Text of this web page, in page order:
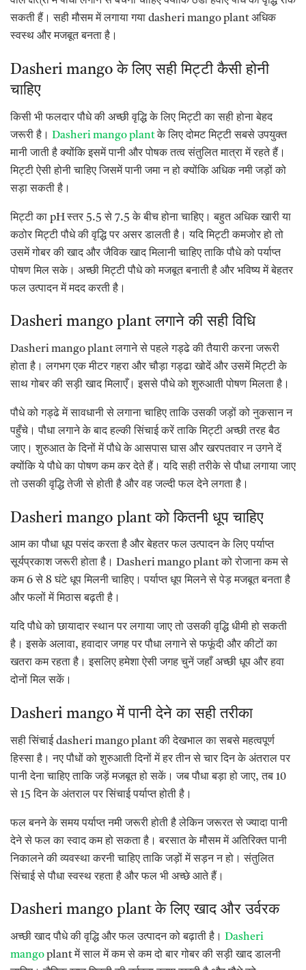
सकती हैं। सही मौसम में लगाया गया dasheri mango plant अधिक
स्वस्थ और मजबूत बनता है।
Dasheri mango के लिए सही मिट्टी कैसी होनी
चाहिए
किसी भी फलदार पौधे की अच्छी वृद्धि के लिए मिट्टी का सही होना बेहद
जरूरी है। Dasheri mango plantके लिए दोमट मिट्टी सबसे उपयुक्त
मानी जाती है क्योंकि इसमें पानी और पोषक तत्व संतुलित मात्रा में रहते हैं।
मिट्टी ऐसी होनी चाहिए जिसमें पानी जमा न हो क्योंकि अधिक नमी जड़ों को
सड़ा सकती है।
मिट्टी का pH स्तर 5.5 से 7.5 के बीच होना चाहिए। बहुत अधिक खारी या
कठोर मिट्टी पौधे की वृद्धि पर असर डालती है। यदि मिट्टी कमजोर हो तो
उसमें गोबर की खाद और जैविक खाद मिलानी चाहिए ताकि पौधे को पर्याप्त
पोषण मिल सके। अच्छी मिट्टी पौधे को मजबूत बनाती है और भविष्य में बेहतर
फल उत्पादन में मदद करती है।
Dasheri mango plant लगाने की सही विधि
Dasheri mango plant लगाने से पहले गड्ढे की तैयारी करना जरूरी
होता है। लगभग एक मीटर गहरा और चौड़ा गड्ढा खोदें और उसमें मिट्टी के
साथ गोबर की सड़ी खाद मिलाएँ। इससे पौधे को शुरुआती पोषण मिलता है।
पौधे को गड्ढे में सावधानी से लगाना चाहिए ताकि उसकी जड़ों को नुकसान न
पहुँचे। पौधा लगाने के बाद हल्की सिंचाई करें ताकि मिट्टी अच्छी तरह बैठ
जाए। शुरुआत के दिनों में पौधे के आसपास घास और खरपतवार न उगने दें
क्योंकि ये पौधे का पोषण कम कर देते हैं। यदि सही तरीके से पौधा लगाया जाए
तो उसकी वृद्धि तेजी से होती है और वह जल्दी फल देने लगता है।
Dasheri mango plant को कितनी धूप चाहिए
आम का पौधा धूप पसंद करता है और बेहतर फल उत्पादन के लिए पर्याप्त
सूर्यप्रकाश जरूरी होता है। Dasheri mango plant को रोजाना कम से
कम 6 से 8 घंटे धूप मिलनी चाहिए। पर्याप्त धूप मिलने से पेड़ मजबूत बनता है
और फलों में मिठास बढ़ती है।
यदि पौधे को छायादार स्थान पर लगाया जाए तो उसकी वृद्धि धीमी हो सकती
है। इसके अलावा, हवादार जगह पर पौधा लगाने से फफूंदी और कीटों का
खतरा कम रहता है। इसलिए हमेशा ऐसी जगह चुनें जहाँ अच्छी धूप और हवा
दोनों मिल सकें।
Dasheri mango में पानी देने का सही तरीका
सही सिंचाई dasheri mango plant की देखभाल का सबसे महत्वपूर्ण
हिस्सा है। नए पौधों को शुरुआती दिनों में हर तीन से चार दिन के अंतराल पर
पानी देना चाहिए ताकि जड़ें मजबूत हो सकें। जब पौधा बड़ा हो जाए, तब 10
से 15 दिन के अंतराल पर सिंचाई पर्याप्त होती है।
फल बनने के समय पर्याप्त नमी जरूरी होती है लेकिन जरूरत से ज्यादा पानी
देने से फल का स्वाद कम हो सकता है। बरसात के मौसम में अतिरिक्त पानी
निकालने की व्यवस्था करनी चाहिए ताकि जड़ों में सड़न न हो। संतुलित
सिंचाई से पौधा स्वस्थ रहता है और फल भी अच्छे आते हैं।
Dasheri mango plant के लिए खाद और उर्वरक
अच्छी खाद पौधे की वृद्धि और फल उत्पादन को बढ़ाती है। Dasheri
mangoplant में साल में कम से कम दो बार गोबर की सड़ी खाद डालनी